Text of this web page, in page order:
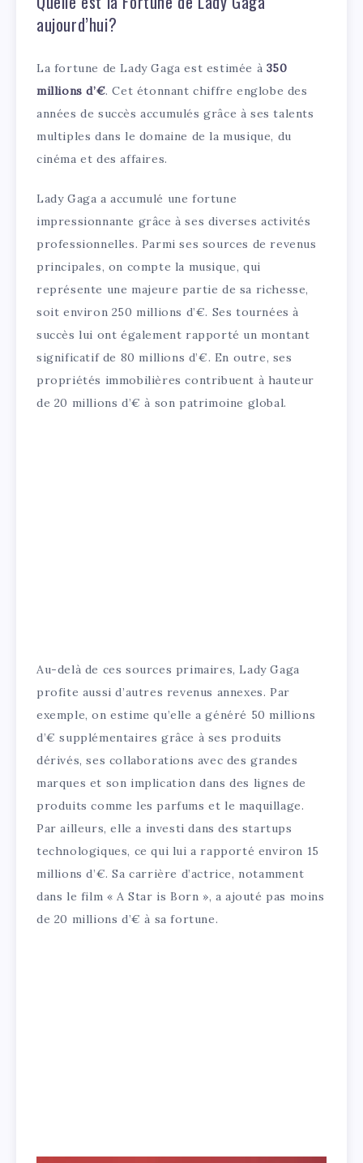
aujourd’hui?
La fortune de Lady Gaga est estimée à 350
millions d’€. Cet étonnant chiffre englobe des
années de succès accumulés grâce à ses talents
multiples dans le domaine de la musique, du
cinéma et des affaires.
Lady Gaga a accumulé une fortune
impressionnante grâce à ses diverses activités
professionnelles. Parmi ses sources de revenus
principales, on compte la musique, qui
représente une majeure partie de sa richesse,
soit environ 250 millions d’€. Ses tournées à
succès lui ont également rapporté un montant
significatif de 80 millions d’€. En outre, ses
propriétés immobilières contribuent à hauteur
de 20 millions d’€ à son patrimoine global.
Au-delà de ces sources primaires, Lady Gaga
profite aussi d’autres revenus annexes. Par
exemple, on estime qu’elle a généré 50 millions
d’€ supplémentaires grâce à ses produits
dérivés, ses collaborations avec des grandes
marques et son implication dans des lignes de
produits comme les parfums et le maquillage.
Par ailleurs, elle a investi dans des startups
technologiques, ce qui lui a rapporté environ 15
millions d’€. Sa carrière d’actrice, notamment
dans le film « A Star is Born », a ajouté pas moins
de 20 millions d’€ à sa fortune.